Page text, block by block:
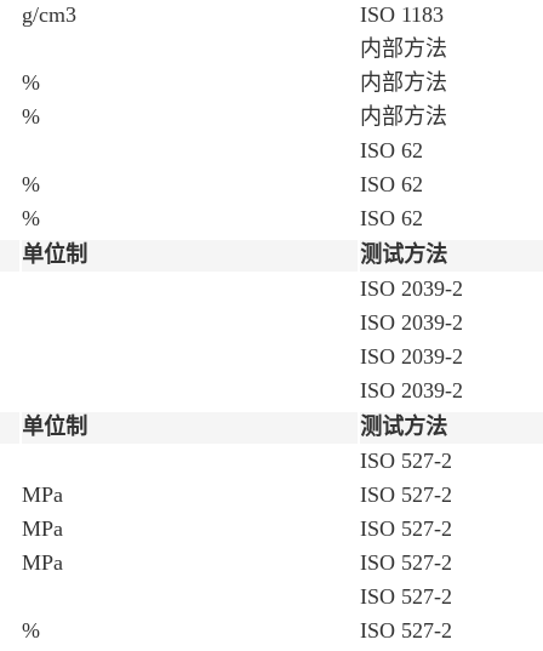
g/cm3
ISO 1183
内部方法
%
内部方法
%
内部方法
ISO 62
%
ISO 62
%
ISO 62
单位制
测试方法
ISO 2039-2
ISO 2039-2
ISO 2039-2
ISO 2039-2
单位制
测试方法
ISO 527-2
MPa
ISO 527-2
MPa
ISO 527-2
MPa
ISO 527-2
ISO 527-2
%
ISO 527-2